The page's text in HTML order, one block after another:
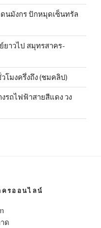
นมังกร ปักหมุดเซ็นทรัล
ยาวไป สมุทรสาคร-
โมงครึ่งถึง (ชมคลิป)
รถไฟฟ้าสายสีแดง วง
รออนไลน์
ด